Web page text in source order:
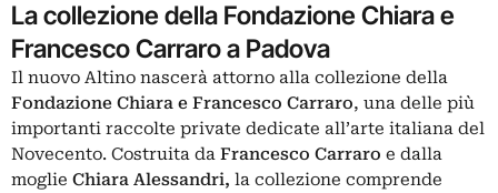
La collezione della Fondazione Chiara e
Francesco Carraro a Padova
Il nuovo Altino nascerà attorno alla collezione della
Fondazione Chiara e Francesco Carraro, una delle più
importanti raccolte private dedicate all’arte italiana del
Novecento. Costruita da Francesco Carraro e dalla
moglie Chiara Alessandri, la collezione comprende